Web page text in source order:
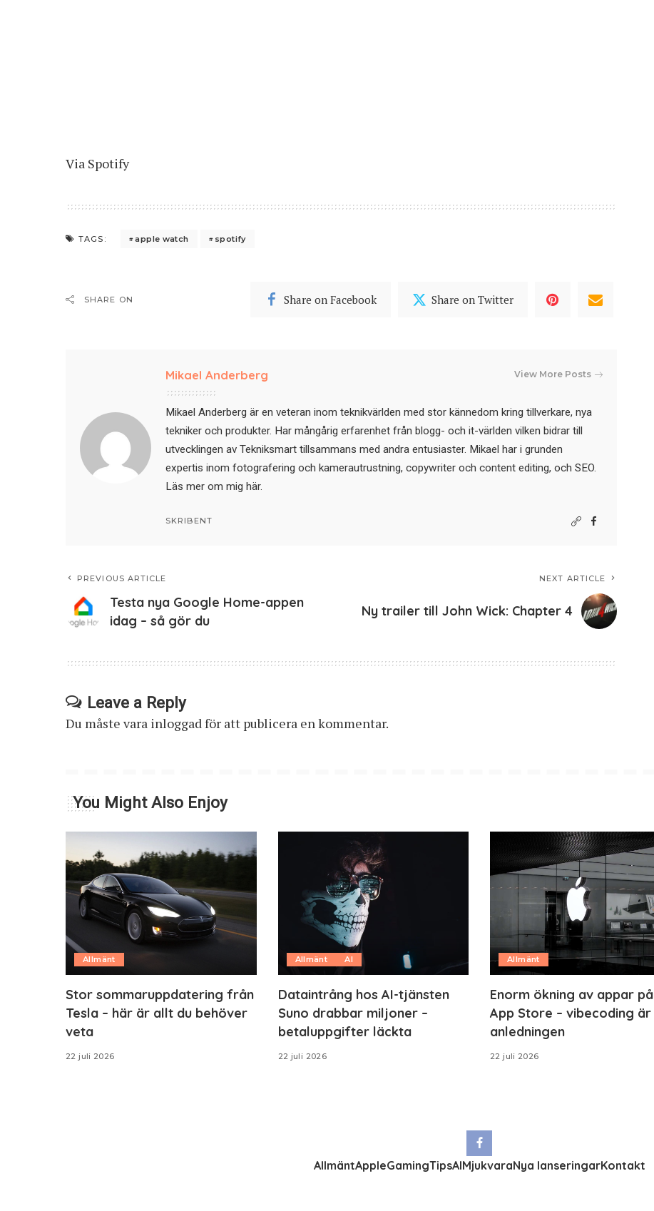
Via Spotify
TAGS: apple watch spotify
SHARE ON Share on Facebook Share on Twitter
Mikael Anderberg View More Posts
Mikael Anderberg är en veteran inom teknikvärlden med stor kännedom kring tillverkare, nya
tekniker och produkter. Har mångårig erfarenhet från blogg- och it-världen vilken bidrar till
utvecklingen av Tekniksmart tillsammans med andra entusiaster. Mikael har i grunden
expertis inom fotografering och kamerautrustning, copywriter och content editing, och SEO.
Läs mer om mig här.
SKRIBENT
PREVIOUS ARTICLE
Testa nya Google Home-appen
idag – så gör du
NEXT ARTICLE
Ny trailer till John Wick: Chapter 4
Leave a Reply
Du måste vara inloggadför att publicera en kommentar.
You Might Also Enjoy
Allmänt
Stor sommaruppdatering från
Tesla – här är allt du behöver
veta
22 juli 2026
Allmänt AI
Dataintrång hos AI-tjänsten
Suno drabbar miljoner –
betaluppgifter läckta
22 juli 2026
Allmänt
Enorm ökning av appar på
App Store – vibecoding är
anledningen
22 juli 2026
AllmäntAppleGamingTipsAIMjukvaraNya lanseringarKontakt